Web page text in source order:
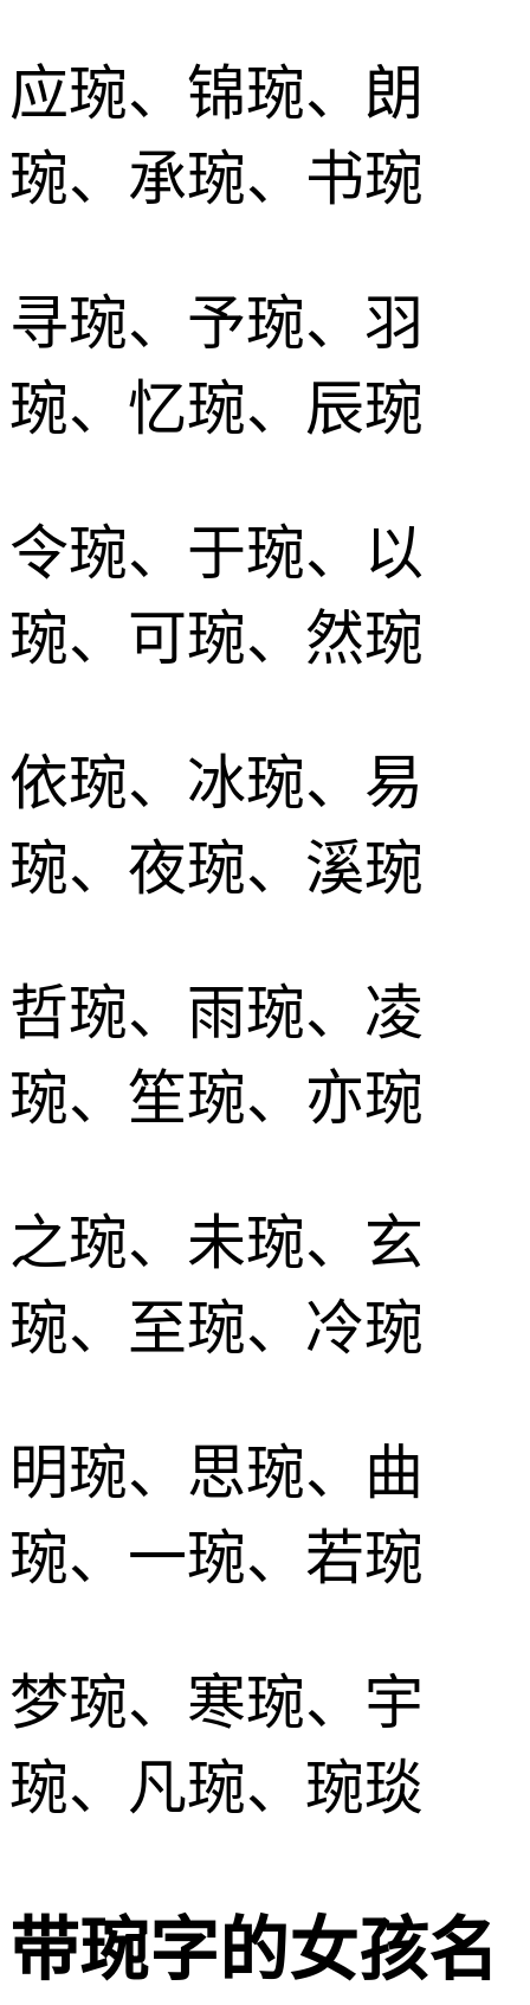
应琬、锦琬、朗
琬、承琬、书琬
寻琬、予琬、羽
琬、忆琬、辰琬
令琬、于琬、以
琬、可琬、然琬
依琬、冰琬、易
琬、夜琬、溪琬
哲琬、雨琬、凌
琬、笙琬、亦琬
之琬、未琬、玄
琬、至琬、冷琬
明琬、思琬、曲
琬、一琬、若琬
梦琬、寒琬、宇
琬、凡琬、琬琰
带琬字的女孩名